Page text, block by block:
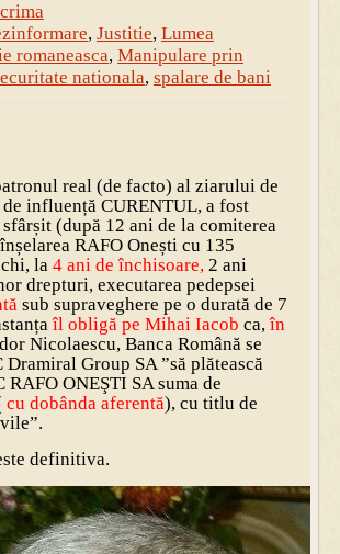
crima
, Justitie, Lumea
romaneasca, Manipulare prin
nationala, spalare de bani
real (de facto) al ziarului de
influență CURENTUL, a fost
(după 12 ani de la comiterea
RAFO Onești cu 135
la 4 ani de închisoare,2 ani
drepturi, executarea pedepsei
sub supraveghere pe o durată de 7
îl obligă pe Mihai Iacob ca,în
Nicolaescu, Banca Română se
Dramiral Group SA ”să plătească
ONEŞTI SA suma de
cu dobânda aferentă), cu titlu de
definitiva.